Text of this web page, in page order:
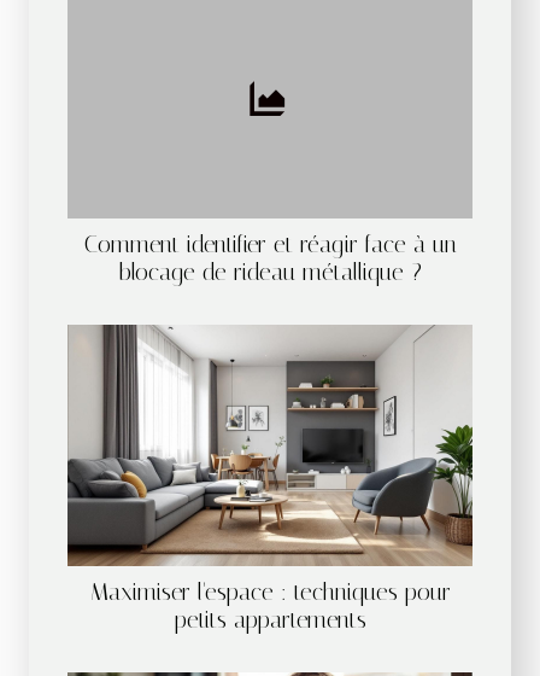
Comment identifier et réagir face à un
blocage de rideau métallique ?
Maximiser l'espace : techniques pour
petits appartements